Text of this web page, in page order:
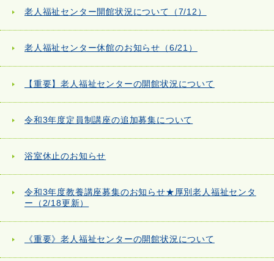
老人福祉センター開館状況について（7/12）
老人福祉センター休館のお知らせ（6/21）
【重要】老人福祉センターの開館状況について
令和3年度定員制講座の追加募集について
浴室休止のお知らせ
令和3年度教養講座募集のお知らせ★厚別老人福祉センタ
ー（2/18更新）
《重要》老人福祉センターの開館状況について